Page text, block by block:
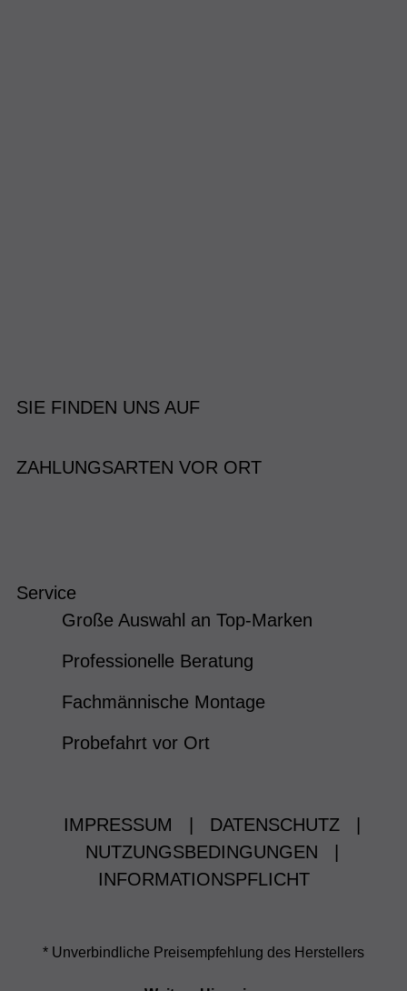
SIE FINDEN UNS AUF
ZAHLUNGSARTEN VOR ORT
Service
Große Auswahl an Top-Marken
Professionelle Beratung
Fachmännische Montage
Probefahrt vor Ort
IMPRESSUM DATENSCHUTZ
NUTZUNGSBEDINGUNGEN
INFORMATIONSPFLICHT
* Unverbindliche Preisempfehlung des Herstellers